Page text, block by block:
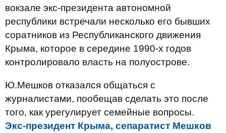
вокзале экс-президента автономной
республики встречали несколько его бывших
соратников из Республиканского движения
Крыма, которое в середине 1990-х годов
контролировало власть на полуострове.
Ю.Мешков отказался общаться с
журналистами, пообещав сделать это после
того, как урегулирует семейные вопросы.
Экс-президент Крыма, сепаратист Мешков